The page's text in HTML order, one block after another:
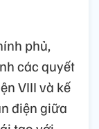
phủ,
các quyết
VIII và kế
điện giữa